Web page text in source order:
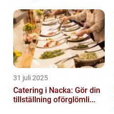
31 juli 2025
Catering i Nacka: Gör din
tillställning oförglömli...